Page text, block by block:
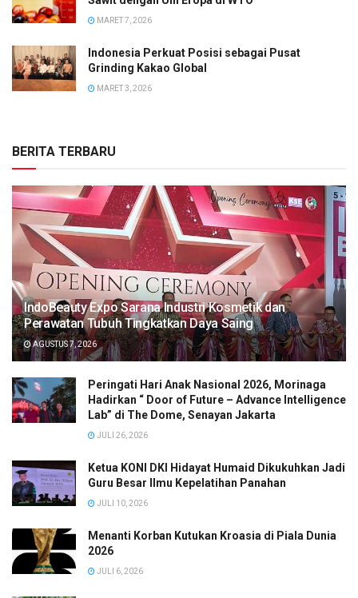
MARET 7, 2026
Indonesia Perkuat Posisi sebagai Pusat
Grinding Kakao Global
MARET 3, 2026
BERITA TERBARU
IndoBeauty Expo Sarana Industri Kosmetik dan
Perawatan Tubuh Tingkatkan Daya Saing
AGUSTUS 7, 2026
Peringati Hari Anak Nasional 2026, Morinaga
Hadirkan “ Door of Future – Advance Intelligence
Lab” di The Dome, Senayan Jakarta
JULI 26, 2026
Ketua KONI DKI Hidayat Humaid Dikukuhkan Jadi
Guru Besar Ilmu Kepelatihan Panahan
JULI 10, 2026
Menanti Korban Kutukan Kroasia di Piala Dunia
2026
JULI 6, 2026